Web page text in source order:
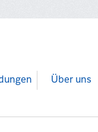
Über uns